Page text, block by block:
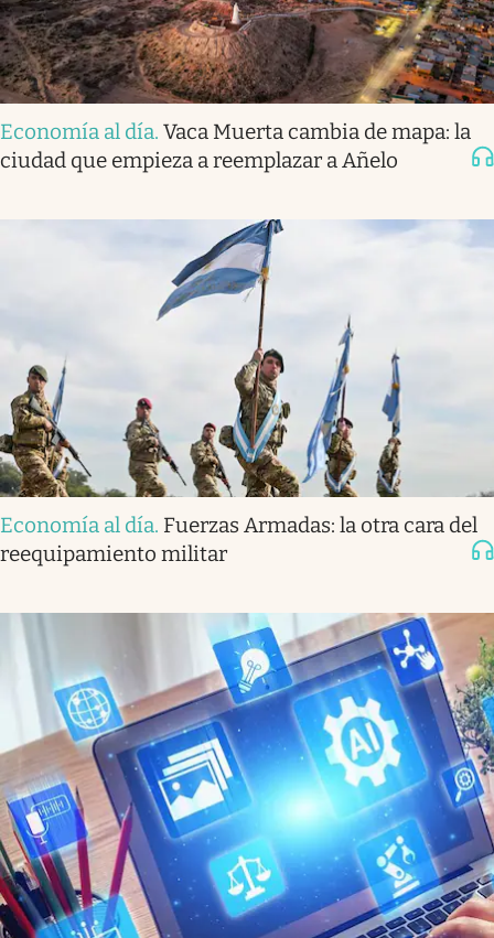
Economía al día. Vaca Muerta cambia de mapa: la
ciudad que empieza a reemplazar a Añelo
Economía al día. Fuerzas Armadas: la otra cara del
reequipamiento militar